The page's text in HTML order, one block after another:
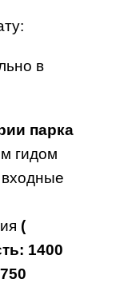
в
парка
гидом
(
1400